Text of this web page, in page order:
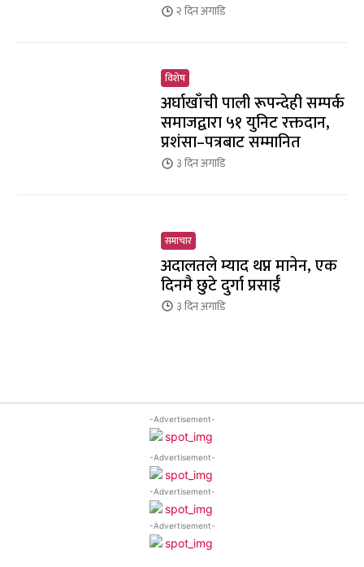
२ दिनअगाडि
विशेष
अर्घाखाँची पाली रूपन्देही सम्पर्क
समाजद्वारा ५१ युनिट रक्तदान,
प्रशंसा–पत्रबाट सम्मानित
३ दिनअगाडि
समाचार
अदालतले म्याद थप्न मानेन, एक
दिनमै छुटे दुर्गा प्रसाईँ
३ दिनअगाडि
-Advertisement-
-Advertisement-
-Advertisement-
-Advertisement-